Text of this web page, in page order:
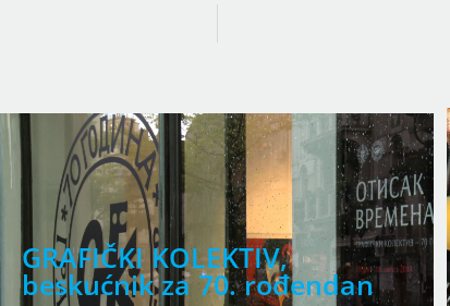
GRAFIČKI KOLEKTIV,
beskućnik za 70. rođendan